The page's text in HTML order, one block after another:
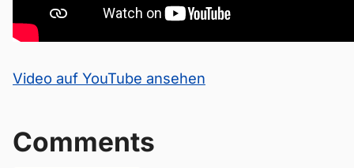
Video auf YouTube ansehen
Comments